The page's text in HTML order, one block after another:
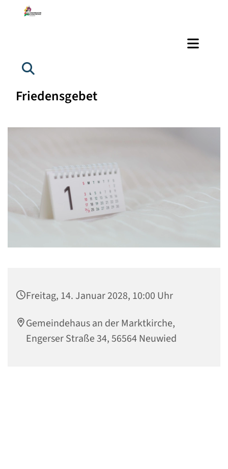
Friedensgebet
Freitag, 14. Januar 2028, 10:00 Uhr
Gemeindehaus an der Marktkirche,
Engerser Straße 34, 56564 Neuwied